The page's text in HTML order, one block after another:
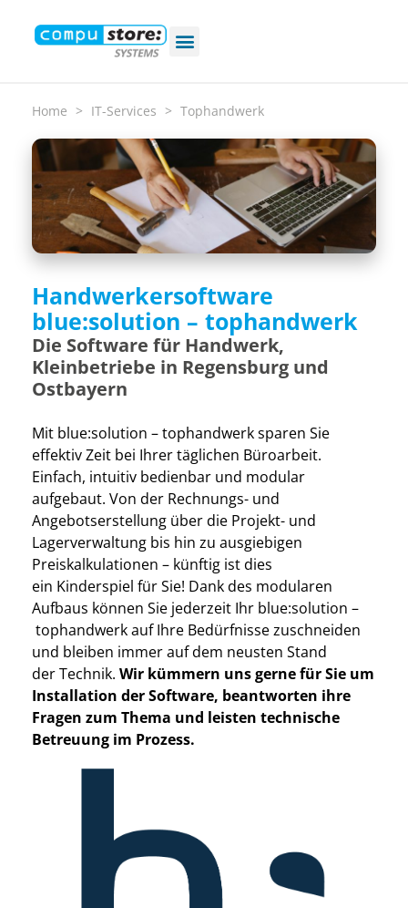
Home > IT-Services > Tophandwerk
Handwerkersoftware
blue:solution – tophandwerk
Die Software für Handwerk,
Kleinbetriebe in Regensburg und
Ostbayern
Mit blue:solution – tophandwerk sparen Sie
effektiv Zeit bei Ihrer täglichen Büroarbeit.
Einfach, intuitiv bedienbar und modular
aufgebaut. Von der Rechnungs- und
Angebotserstellung über die Projekt- und
Lagerverwaltung bis hin zu ausgiebigen
Preiskalkulationen – künftig ist dies
ein Kinderspiel für Sie! Dank des modularen
Aufbaus können Sie jederzeit Ihr blue:solution –
tophandwerk auf Ihre Bedürfnisse zuschneiden
und bleiben immer auf dem neusten Stand
derTechnik. Wir kümmern uns gerne für Sie um
Installation der Software, beantworten ihre
Fragen zum Thema und leisten technische
Betreuung im Prozess.